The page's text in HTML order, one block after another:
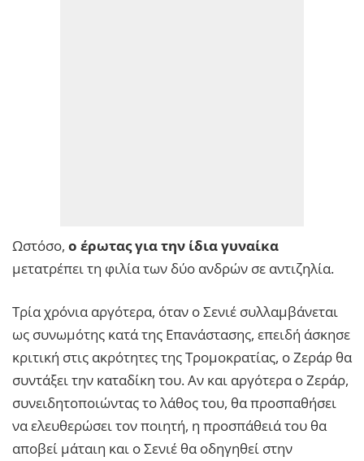
Ωστόσο, ο έρωτας για την ίδια γυναίκα
μετατρέπει τη φιλία των δύο ανδρών σε αντιζηλία.
Τρία χρόνια αργότερα, όταν ο Σενιέ συλλαμβάνεται
ως συνωμότης κατά της Επανάστασης, επειδή άσκησε
κριτική στις ακρότητες της Τρομοκρατίας, ο Ζεράρ θα
συντάξει την καταδίκη του. Αν και αργότερα ο Ζεράρ,
συνειδητοποιώντας το λάθος του, θα προσπαθήσει
να ελευθερώσει τον ποιητή, η προσπάθειά του θα
αποβεί μάταιη και ο Σενιέ θα οδηγηθεί στην